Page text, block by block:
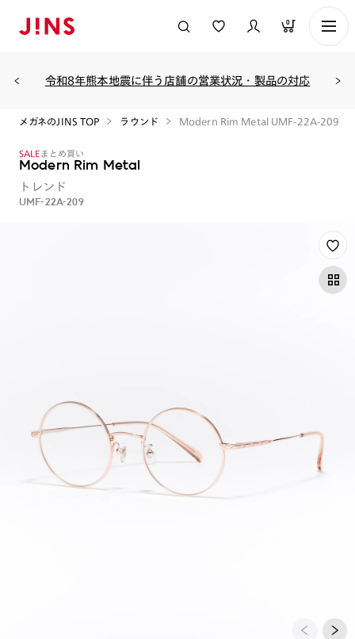
0
令和8年熊本地震に伴う店舗の営業状況・製品の対応
メガネのJINS TOP ラウンド Modern Rim Metal UMF-22A-209
SALE まとめ買い
Modern Rim Metal
トレンド
UMF-22A-209